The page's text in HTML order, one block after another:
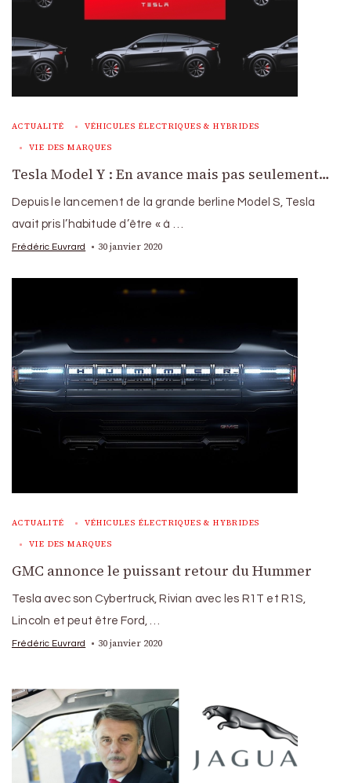
ACTUALITÉ VÉHICULES ÉLECTRIQUES & HYBRIDES
VIE DES MARQUES
Tesla Model Y : En avance mais pas seulement…
Depuis le lancement de la grande berline Model S, Tesla
avait pris l’habitude d’être « à …
Frédéric Euvrard 30 janvier 2020
ACTUALITÉ VÉHICULES ÉLECTRIQUES & HYBRIDES
VIE DES MARQUES
GMC annonce le puissant retour du Hummer
Tesla avec son Cybertruck, Rivian avec les R1T et R1S,
Lincoln et peut être Ford, …
Frédéric Euvrard 30 janvier 2020